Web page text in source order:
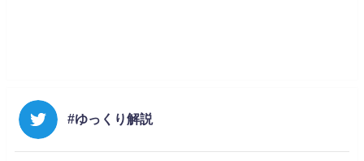
#ゆっくり解説